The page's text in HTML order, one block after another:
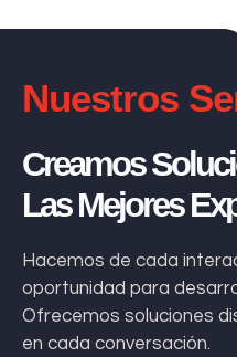
Nuestros
Creamos
Las Mejores
Hacemos de cada
oportunidad para
Ofrecemos soluciones
en cada conversación.